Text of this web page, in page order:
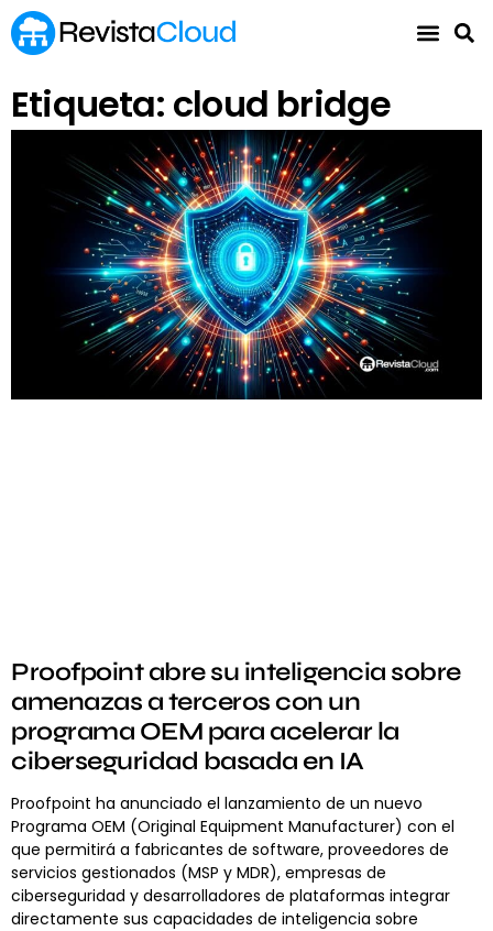
Etiqueta: cloud bridge
Proofpoint abre su inteligencia sobre
amenazas a terceros con un
programa OEM para acelerar la
ciberseguridad basada en IA
Proofpoint ha anunciado el lanzamiento de un nuevo
Programa OEM (Original Equipment Manufacturer) con el
que permitirá a fabricantes de software, proveedores de
servicios gestionados (MSP y MDR), empresas de
ciberseguridad y desarrolladores de plataformas integrar
directamente sus capacidades de inteligencia sobre